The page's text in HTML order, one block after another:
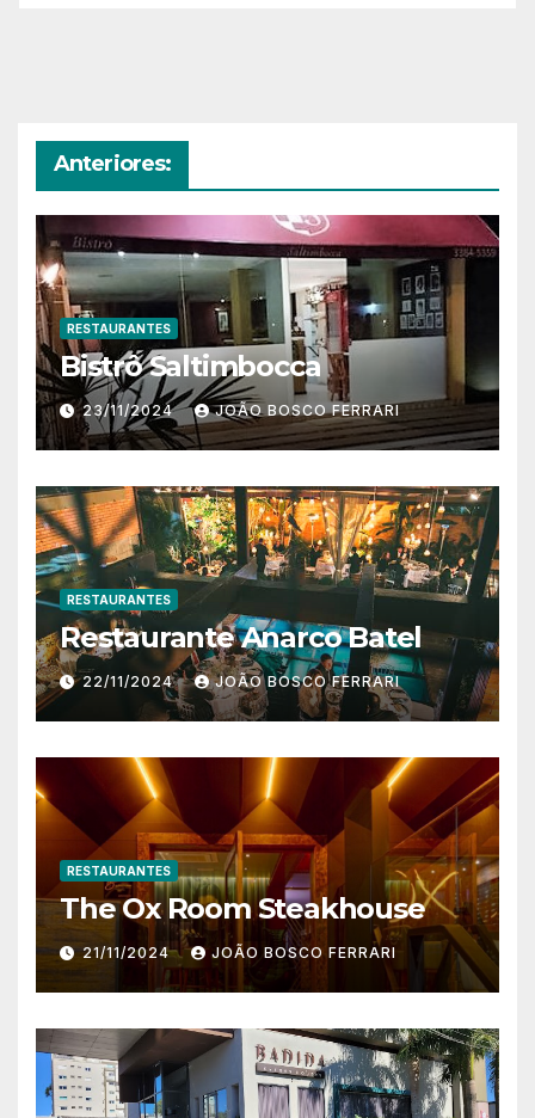
Anteriores:
RESTAURANTES
Bistrô Saltimbocca
23/11/2024 JOÃO BOSCO FERRARI
RESTAURANTES
Restaurante Anarco Batel
22/11/2024 JOÃO BOSCO FERRARI
RESTAURANTES
The Ox Room Steakhouse
21/11/2024 JOÃO BOSCO FERRARI